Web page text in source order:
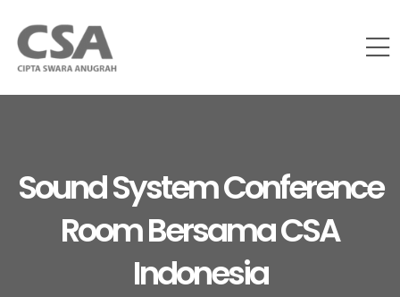
Sound System Conference
Room Bersama CSA
Indonesia